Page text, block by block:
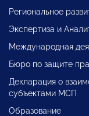
Региональное
Экспертиза и
Международная
Бюро по защите
Декларация о
субъектами МСП
Образование